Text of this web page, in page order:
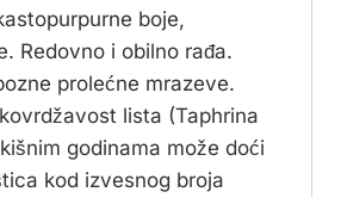
boje,
Redovno i obilno rađa.
prolećne mrazeve.
lista (Taphrina
godinama može doći
kod izvesnog broja